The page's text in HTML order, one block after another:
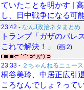
ていたことを明かす |
し、日中戦争になる可
23:42 - なんJ政治ネタまとめ
トランプ「ガザのパレ
これで解決！」
(画:2)
23:33 - ２ちゃんねるニュー
桐谷美玲、中居正広引
ころなんでしょ？って